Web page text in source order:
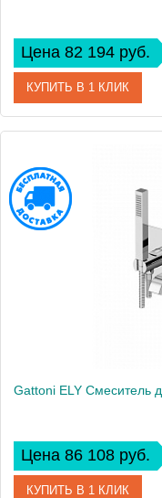
Цена 82 194 руб.
КУПИТЬ В 1 КЛИК
Производитель
Цена 86 108 руб.
КУПИТЬ В 1 КЛИК